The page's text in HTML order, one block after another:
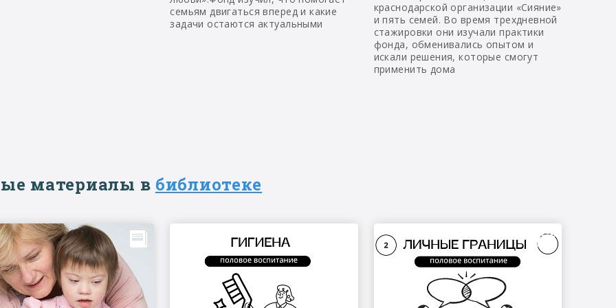
семьям двигаться вперед и какие
задачи остаются актуальными
краснодарской организации «Сияние»
и пять семей. Во время трехдневной
стажировки они изучали практики
фонда, обменивались опытом и
искали решения, которые смогут
применить дома
материалы в библиотеке